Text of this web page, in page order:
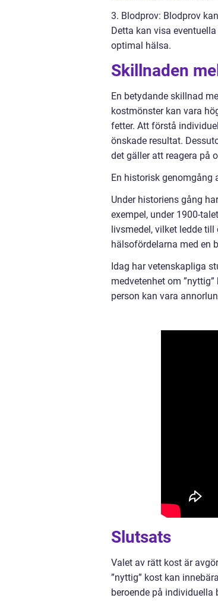
3. Blodprov: Blodprov
Detta kan visa
optimal hälsa.
Skillnaden
En betydande skillnad
kostmönster kan vara
fetter. Att förstå
önskade resultat.
det gäller att reagera på
En historisk genomgång
Under historiens gång
exempel, under 1900-
livsmedel, vilket ledde
hälsofördelarna med en
Idag har vetenskapliga
medvetenhet om
person kan vara
Slutsats
Valet av rätt kost är
”nyttig” kost kan
beroende på